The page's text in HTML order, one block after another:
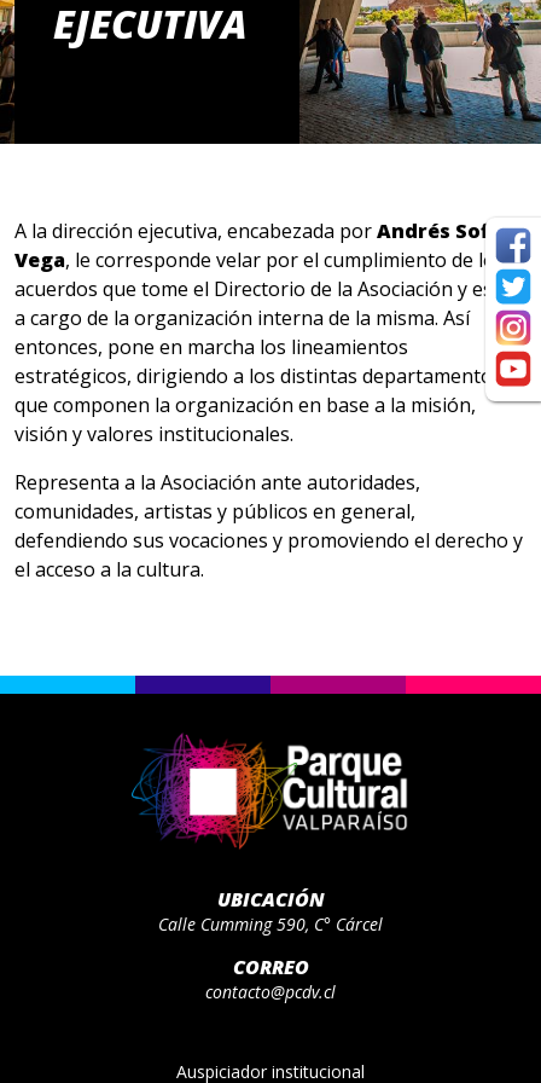
EJECUTIVA
A la dirección ejecutiva, encabezada porAndrés Soffia
Vega, le corresponde velar por el cumplimiento de los
acuerdos que tome el Directorio de la Asociación y estar
a cargo de la organización interna de la misma. Así
entonces, pone en marcha los lineamientos
estratégicos, dirigiendo a los distintas departamentos
que componen la organización en base a la misión,
visión y valores institucionales.
Representa a la Asociación ante autoridades,
comunidades, artistas y públicos en general,
defendiendo sus vocaciones y promoviendo el derecho y
el acceso a la cultura.
UBICACIÓN
Calle Cumming 590, C° Cárcel
CORREO
contacto@pcdv.cl
Auspiciador institucional